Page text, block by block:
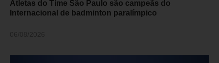
Atletas do Time São Paulo são campeãs do
Internacional de badminton paralímpico